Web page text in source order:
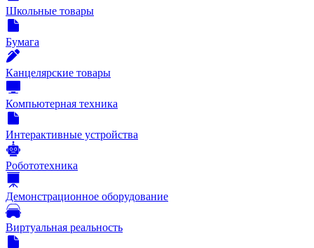
Школьные товары
Бумага
Канцелярские товары
Компьютерная техника
Интерактивные устройства
Робототехника
Демонстрационное оборудование
Виртуальная реальность